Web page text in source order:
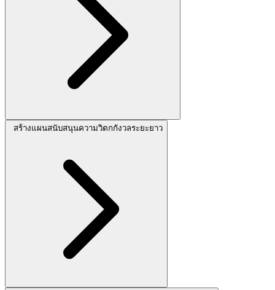
สร้างแผนสนับสนุนความวิตกกังวลระยะยาว